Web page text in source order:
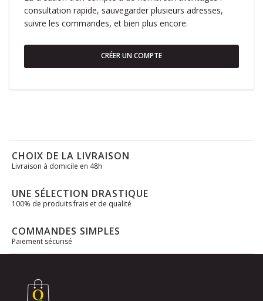
consultation rapide, sauvegarder plusieurs adresses,
suivre les commandes, et bien plus encore.
CRÉER UN COMPTE
CHOIX DE LA LIVRAISON
Livraison à domicile en 48h
UNE SÉLECTION DRASTIQUE
100% de produits frais et de qualité
COMMANDES SIMPLES
Paiement sécurisé